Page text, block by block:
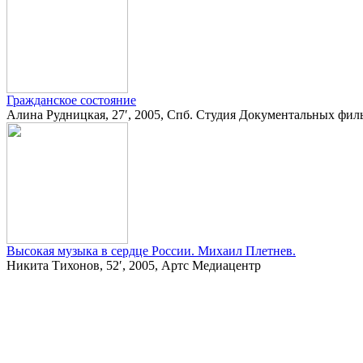
Гражданское состояние
Алина Рудницкая, 27′, 2005, Спб. Студия Документальных
Высокая музыка в сердце России. Михаил Плетнев.
Никита Тихонов, 52′, 2005, Артс Медиацентр